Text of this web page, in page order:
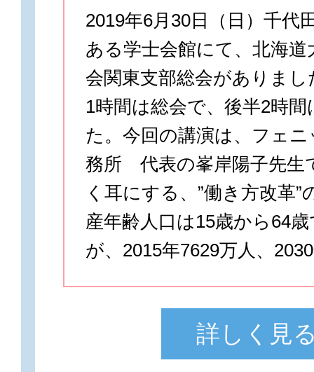
2019年6月30日（日）千代
ある学士会館にて、北海道
会関東支部総会がありま
1時間は総会で、後半2時
た。今回の講演は、フェ
務所 代表の峯岸陽子先生
く耳にする、”働き方改革”
産年齢人口は15歳から64
が、2015年7629万人、
詳しく見